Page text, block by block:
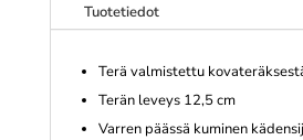
Tuotetiedot
Terä valmistettu
Terän leveys 12,5 cm
Varren päässä kuminen